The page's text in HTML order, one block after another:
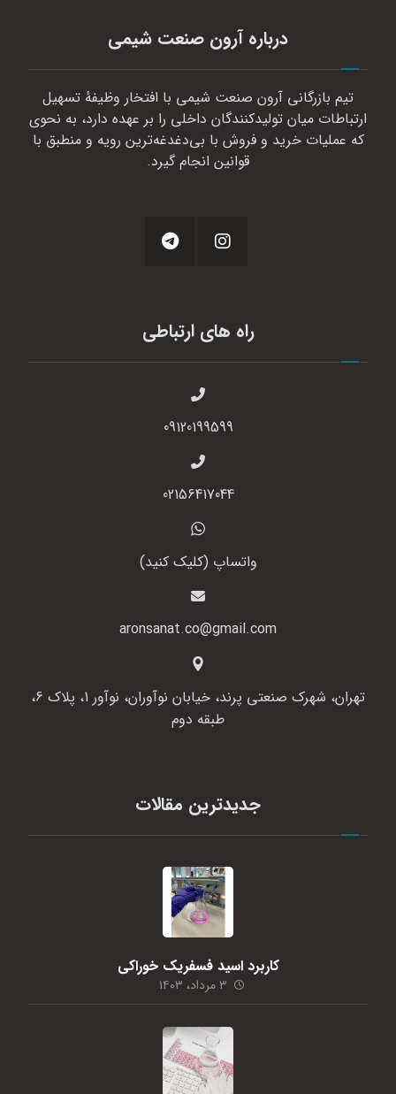
درباره آرون صنعت شیمی
تیم بازرگانی آرون صنعت شیمی با افتخار وظیفهٔ تسهیل
ارتباطات میان تولیدکنندگان داخلی را بر عهده دارد، به نحوی
که عملیات خرید و فروش با بی‌دغدغه‌ترین رویه و منطبق با
قوانین انجام گیرد.
راه های ارتباطی
09120199599
02156417044
واتساپ (کلیک کنید)
aronsanat.co@gmail.com
تهران، شهرک صنعتی پرند، خیابان نوآوران، نوآور 1، پلاک 6،
طبقه دوم
جدیدترین مقالات
کاربرد اسید فسفریک خوراکی
۳ مرداد، ۱۴۰۳